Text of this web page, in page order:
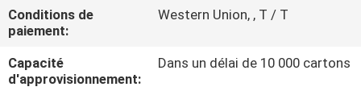
CONTACTEZ-
NOUS
Conditions de
paiement:
Western Union, , T / T
Capacité
d'approvisionnement:
Dans un délai de 10 000 cartons